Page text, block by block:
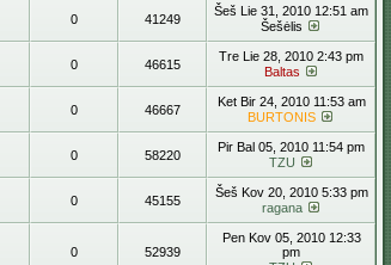
0 41249
Šeš Lie 31, 2010 12:51 am
Šešėlis
0 46615
Tre Lie 28, 2010 2:43 pm
Baltas
0 46667
Ket Bir 24, 2010 11:53 am
BURTONIS
0 58220
Pir Bal 05, 2010 11:54 pm
TZU
0 45155
Šeš Kov 20, 2010 5:33 pm
ragana
0 52939
Pen Kov 05, 2010 12:33
pm